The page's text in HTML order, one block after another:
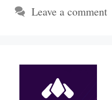
Leave a comment